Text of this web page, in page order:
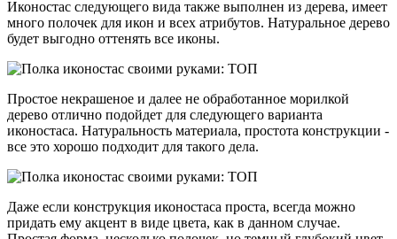
Иконостас следующего вида также выполнен из дерева, имеет
много полочек для икон и всех атрибутов. Натуральное дерево
будет выгодно оттенять все иконы.
Простое некрашеное и далее не обработанное морилкой
дерево отлично подойдет для следующего варианта
иконостаса. Натуральность материала, простота конструкции -
все это хорошо подходит для такого дела.
Даже если конструкция иконостаса проста, всегда можно
придать ему акцент в виде цвета, как в данном случае.